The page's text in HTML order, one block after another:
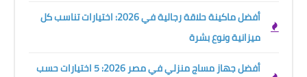
أفضل ماكينة حلاقة رجالية في 2026: اختيارات تناسب كل
ميزانية ونوع بشرة
أفضل جهاز مساج منزلي في مصر 2026: 5 اختيارات حسب